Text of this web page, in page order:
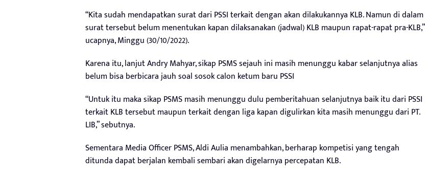
“Kita sudah mendapatkan surat dari PSSI terkait dengan akan dilakukannya KLB. Namun di dalam
surat tersebut belum menentukan kapan dilaksanakan (jadwal) KLB maupun rapat-rapat pra-KLB,”
ucapnya, Minggu (30/10/2022).
Karena itu, lanjut Andry Mahyar, sikap PSMS sejauh ini masih menunggu kabar selanjutnya alias
belum bisa berbicara jauh soal sosok calon ketum baru PSSI
“Untuk itu maka sikap PSMS masih menunggu dulu pemberitahuan selanjutnya baik itu dari PSSI
terkait KLB tersebut maupun terkait dengan liga kapan digulirkan kita masih menunggu dari PT.
LIB,” sebutnya.
Sementara Media Officer PSMS, Aldi Aulia menambahkan, berharap kompetisi yang tengah
ditunda dapat berjalan kembali sembari akan digelarnya percepatan KLB.